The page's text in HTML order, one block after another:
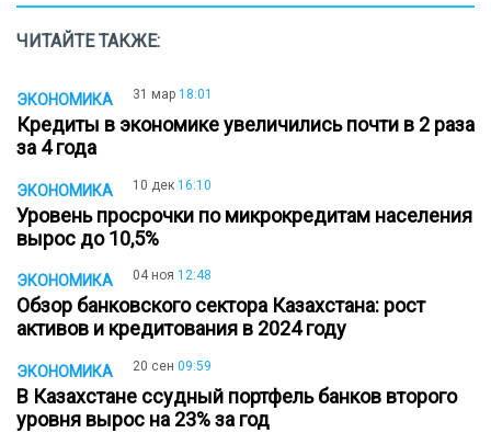
ЧИТАЙТЕ ТАКЖЕ:
ЭКОНОМИКА 31 мар 18:01
Кредиты в экономике увеличились почти в 2 раза
за 4 года
ЭКОНОМИКА 10 дек 16:10
Уровень просрочки по микрокредитам населения
вырос до 10,5%
ЭКОНОМИКА 04 ноя 12:48
Обзор банковского сектора Казахстана: рост
активов и кредитования в 2024 году
ЭКОНОМИКА 20 сен 09:59
В Казахстане ссудный портфель банков второго
уровня вырос на 23% за год